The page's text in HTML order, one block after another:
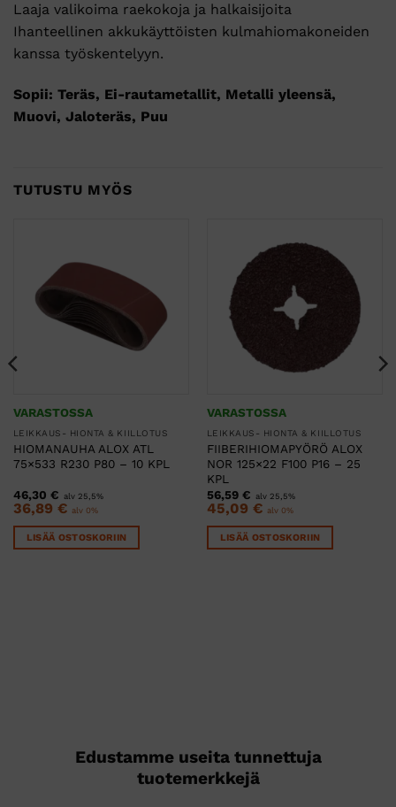
Laaja valikoima raekokoja ja halkaisijoita
Ihanteellinen akkukäyttöisten kulmahiomakoneiden
kanssa työskentelyyn.
Sopii: Teräs, Ei-rautametallit, Metalli yleensä,
Muovi, Jaloteräs, Puu
TUTUSTU MYÖS
VARASTOSSA
LEIKKAUS- HIONTA & KIILLOTUS
HIOMANAUHA ALOX ATL
75×533 R230 P80 – 10 KPL
46,30 € alv 25,5%
36,89 € alv 0%
LISÄÄ OSTOSKORIIN
VARASTOSSA
LEIKKAUS- HIONTA & KIILLOTUS
FIIBERIHIOMAPYÖRÖ ALOX
NOR 125×22 F100 P16 – 25
KPL
56,59 € alv 25,5%
45,09 € alv 0%
LISÄÄ OSTOSKORIIN
Edustamme useita tunnettuja
tuotemerkkejä